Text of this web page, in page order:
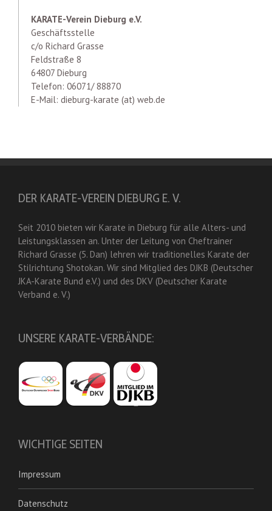
KARATE-Verein Dieburg e.V.
Geschäftsstelle
c/o Richard Grasse
Feldstraße 8
64807 Dieburg
Telefon: 06071/ 88870
E-Mail: dieburg-karate (at) web.de
DER KARATE-VEREIN DIEBURG E. V.
Seit 2010 bieten wir Karate in Dieburg für alle Alters- und
Leistungsklassen an. Unter der Leitung von Cheftrainer
Richard Grasse (5. Dan) lehren wir traditionelles Karate der
Stilrichtung Shotokan. Wir sind Mitglied des DJKB (Deutscher
JKA-Karate Bund e.V.) und des DKV (Deutscher Karate
Verband e. V.)
UNSERE KARATE-VERBÄNDE:
WICHTIGE SEITEN
Impressum
Datenschutz